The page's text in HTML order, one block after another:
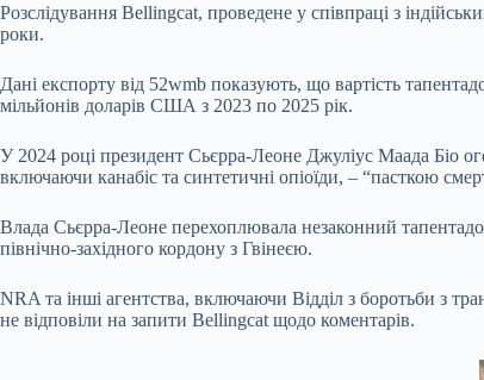
Розслідування Bellingcat, проведене у співпраці з
роки.
Дані експорту від 52wmb показують, що вартість
мільйонів доларів США з 2023 по 2025 рік.
У 2024 році президент Сьєрра-Леоне Джуліус Маада Біо
включаючи канабіс та синтетичні опіоїди, – “пасткою
Влада Сьєрра-Леоне перехоплювала незаконний
північно-західного кордону з Гвінеєю.
NRA та інші агентства, включаючи Відділ з боротьби з
не відповіли на запити Bellingcat щодо коментарів.